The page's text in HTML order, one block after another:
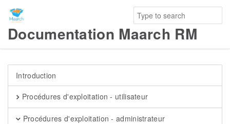
Documentation Maarch RM
Introduction
Procédures d'exploitation - utilisateur
Procédures d'exploitation - administrateur